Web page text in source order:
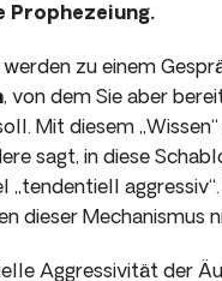
Prophezeiung.
zu einem
, von dem Sie aber
Mit diesem
sagt, in diese
„tendentiell
dieser Mechanis­mus
Aggressivität der